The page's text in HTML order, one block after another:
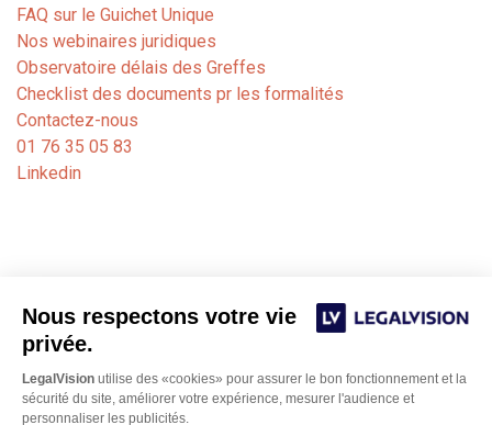
Nous respectons votre vie
privée.
LegalVision utilise des «cookies» pour assurer le bon fonctionnement et la
sécurité du site, améliorer votre expérience, mesurer l'audience et
personnaliser les publicités.
FAQ sur le Guichet Unique
Nos webinaires juridiques
Observatoire délais des Greffes
Checklist des documents pr les formalités
Contactez-nous
01 76 35 05 83
Linkedin